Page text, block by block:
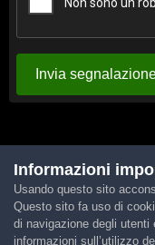
Invia
Lingua
Informazioni
Usando questo sito
Questo sito fa uso di
di navigazione degli utenti
informazioni sull’utilizzo